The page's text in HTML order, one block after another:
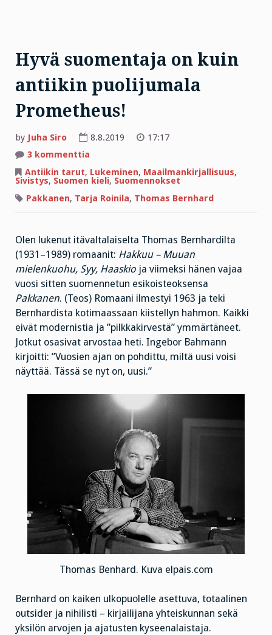
Hyvä suomentaja on kuin
antiikin puolijumala
Prometheus!
by Juha Siro 8.8.2019
17:17
3 kommenttia
suomentaja
on
antiikin
puolijumala
Antiikin tarut, Lukeminen, Maailmankirjallisuus,
Sivistys, Suomen kieli, Suomennokset
Pakkanen, Tarja Roinila, Thomas Bernhard
Olen lukenut itävaltalaiselta Thomas Bernhardilta
(1931–1989) romaanit: Hakkuu – Muuan
mielenkuohu, Syy, Haaskio ja viimeksi hänen vajaa
vuosi sitten suomennetun esikoisteoksensa
Pakkanen. (Teos) Romaani ilmestyi 1963 ja teki
Bernhardista kotimaassaan kiistellyn hahmon. Kaikki
eivät modernistia ja ”pilkkakirvestä” ymmärtäneet.
Jotkut osasivat arvostaa heti. Ingebor Bahmann
kirjoitti: ”Vuosien ajan on pohdittu, miltä uusi voisi
näyttää. Tässä se nyt on, uusi.”
Thomas Benhard. Kuva elpais.com
Bernhard on kaiken ulkopuolelle asettuva, totaalinen
outsider ja nihilisti – kirjailijana yhteiskunnan sekä
yksilön arvojen ja ajatusten kyseenalaistaja.